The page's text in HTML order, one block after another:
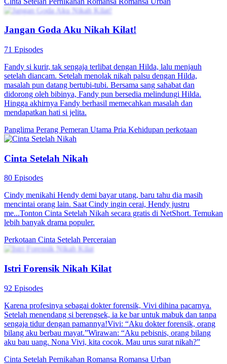
Menikah dengan Aktor Terkenal
Ibu kandung Naomi meninggal saat dia masih kecil dan ibu tiri serta
adik tirinya bekerja sama untuk mengusir Naomi. Setelah Naomi
pergi, dia pun tinggal bersama neneknya. Ternyata, Naomi bercita-
karena perkataan aktor bernama Chris. Naomi yang mencari biaya
pengobatan sang nenek menjadi sasaran empuk adik tiri Chris yang
informasi tentang sang kakak dan demi pengobatan neneknya,
Dalam semalam, Naomi menjadi istri aktor terkenal dan dia berpura-
pura menjadi istri yang baik. Namun, dia juga diam-diam mencari
infromasi untuk menghancurkan karier Chris. Tak disangka, dia
terus gagal dan malah membuat Chris semakin sukses. Mereka juga
mulai saling mencintai. Di lain sisi, adik tiri Naomi yang juga
seorang selebriti merasa kesal karena gagal mendapatkan Chris.
Shane menyuruh ibu tiri Naomi untuk menghancurkan hubungan
mereka. Di lain sisi, asisten Chris yang sudah lama bekerja juga
ingin memiliki Chris, awalnya dia mengira mereka hanya nikah